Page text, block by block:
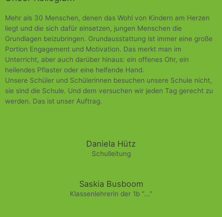
Mehr als 30 Menschen, denen das Wohl von Kindern am Herzen
liegt und die sich dafür einsetzen, jungen Menschen die
Grundlagen beizubringen. Grundausstattung ist immer eine große
Portion Engagement und Motivation. Das merkt man im
Unterricht, aber auch darüber hinaus: ein offenes Ohr, ein
heilendes Pflaster oder eine helfende Hand.
Unsere Schüler und Schülerinnen besuchen unsere Schule nicht,
sie sind die Schule. Und dem versuchen wir jeden Tag gerecht zu
werden. Das ist unser Auftrag.
Daniela Hütz
Schulleitung
Saskia Busboom
Klassenlehrerin der 1b "..."